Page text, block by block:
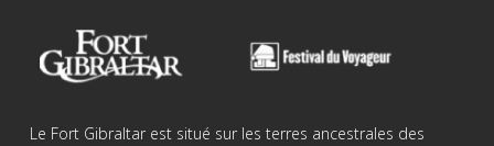
Le Fort Gibraltar est situé sur les terres ancestrales des